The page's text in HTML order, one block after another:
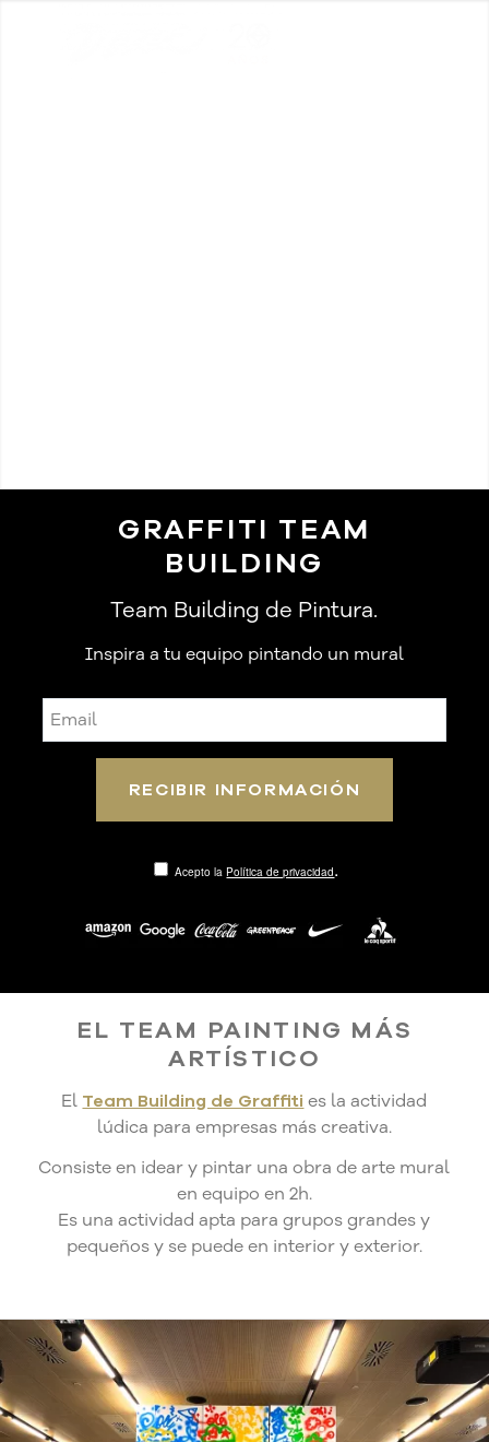
GRAFFITI TEAM
BUILDING
Team Building de Pintura.
Inspira a tu equipo pintando un mural
Acepto la Política de privacidad.
EL TEAM PAINTING MÁS
ARTÍSTICO
El Team Building de Graffiti es la actividad
lúdica para empresas más creativa.
Consiste en idear y pintar una obra de arte mural
en equipo en 2h.
Es una actividad apta para grupos grandes y
pequeños y se puede en interior y exterior.